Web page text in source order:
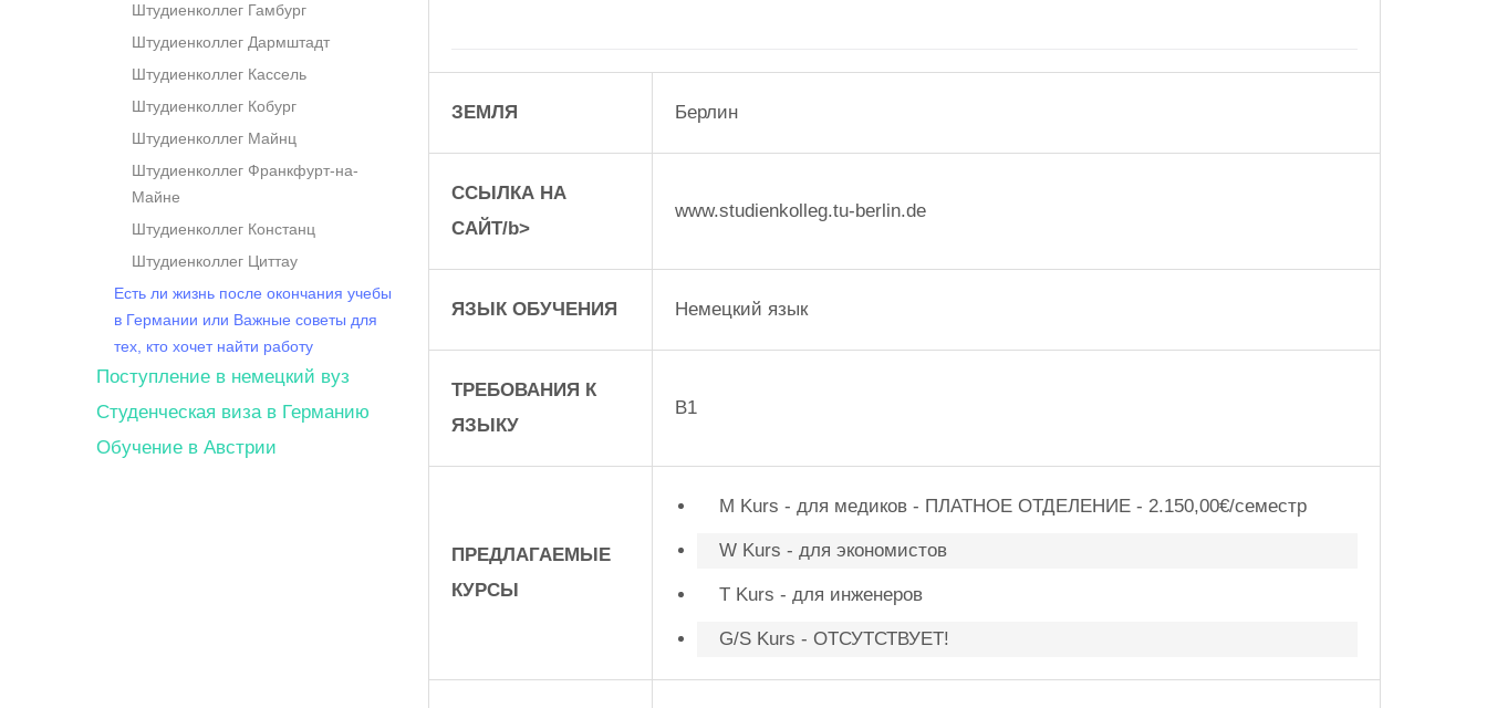
Штудиенколлег Гамбург
Штудиенколлег Дармштадт
Штудиенколлег Кассель
Штудиенколлег Кобург
Штудиенколлег Майнц
Штудиенколлег Франкфурт-на-
Майне
Штудиенколлег Констанц
Штудиенколлег Циттау
Есть ли жизнь после окончания учебы
в Германии или Важные советы для
тех, кто хочет найти работу
Поступление в немецкий вуз
Студенческая виза в Германию
Обучение в Австрии
ЗЕМЛЯ Берлин
ССЫЛКА НА
САЙТ/b>
www.studienkolleg.tu-berlin.de
ЯЗЫК ОБУЧЕНИЯ Немецкий язык
ТРЕБОВАНИЯ К
ЯЗЫКУ
B1
ПРЕДЛАГАЕМЫЕ
КУРСЫ
M Kurs - для медиков - ПЛАТНОЕ ОТДЕЛЕНИЕ - 2.150,00€/семестр
W Kurs - для экономистов
Т Kurs - для инженеров
G/S Kurs - ОТСУТСТВУЕТ!